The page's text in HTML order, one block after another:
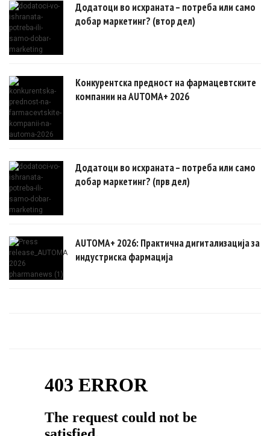
Додатоци во исхраната – потреба или само
добар маркетинг? (втор дел)
Конкурентска предност на фармацевтските
компании на AUTOMA+ 2026
Додатоци во исхраната – потреба или само
добар маркетинг? (прв дел)
AUTOMA+ 2026: Практична дигитализација за
индустриска фармација